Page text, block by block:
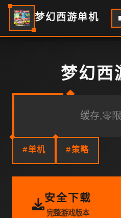
梦幻西游单机
梦幻西
缓存,零
#单机 #策略
安全下载
完整游戏版本